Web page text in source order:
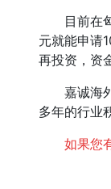
目前在匈
元就能申请
再投资，资
嘉诚海外
多年的行业
如果您